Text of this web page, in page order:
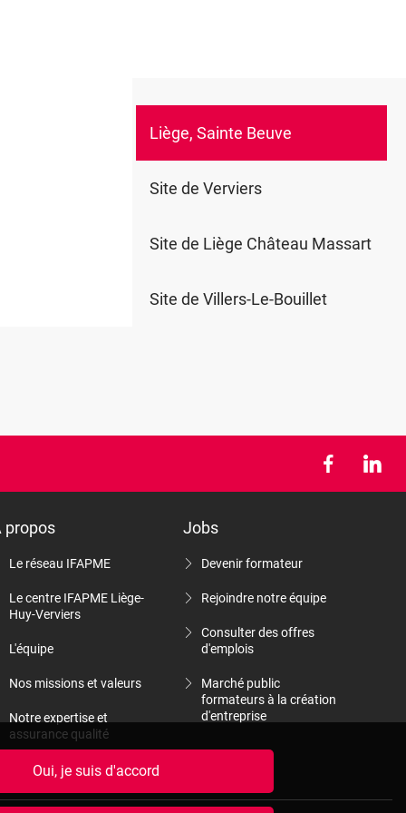
Oui, je suis d'accord
Liège, Sainte Beuve
Site de Verviers
Site de Liège Château Massart
Site de Villers-Le-Bouillet
propos
Le réseau IFAPME
Le centre IFAPME Liège-
Huy-Verviers
L'équipe
Nos missions et valeurs
Notre expertise et
assurance qualité
Nos rapports d'activité
Jobs
Devenir formateur
Rejoindre notre équipe
Consulter des offres
d'emplois
Marché public
formateurs à la création
d'entreprise